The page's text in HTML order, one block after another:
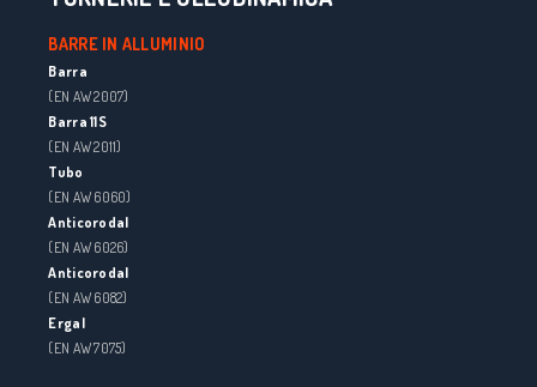
BARRE IN ALLUMINIO
Barra
(EN AW 2007)
Barra 11S
(EN AW 2011)
Tubo
(EN AW 6060)
Anticorodal
(EN AW 6026)
Anticorodal
(EN AW 6082)
Ergal
(EN AW 7075)